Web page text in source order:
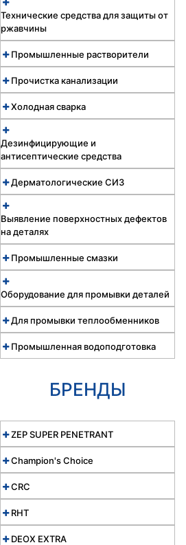
Технические средства для защиты от
ржавчины
Промышленные растворители
Прочистка канализации
Холодная сварка
Дезинфицирующие и
антисептические средства
Дерматологические СИЗ
Выявление поверхностных дефектов
на деталях
Промышленные смазки
Оборудование для промывки деталей
Для промывки теплообменников
Промышленная водоподготовка
БРЕНДЫ
ZEP SUPER PENETRANT
Champion's Choice
CRC
RHT
DEOX EXTRA